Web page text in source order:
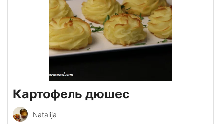
Картофель дюшес
Natalija